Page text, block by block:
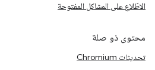
الاطّلاع على المشاكل المفتوحة
محتوى ذو صلة
تحديثات Chromium